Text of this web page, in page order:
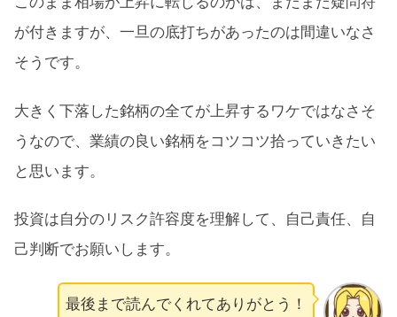
が付きますが、一旦の底打ちがあったのは間違いなさ
そうです。
大きく下落した銘柄の全てが上昇するワケではなさそ
うなので、業績の良い銘柄をコツコツ拾っていきたい
と思います。
投資は自分のリスク許容度を理解して、自己責任、自
己判断でお願いします。
最後まで読んでくれてありがとう！